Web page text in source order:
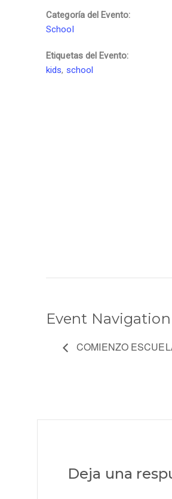
Categoría del Evento:
School
Etiquetas del Evento:
kids, school
Event Navigation
COMIENZO
Deja una